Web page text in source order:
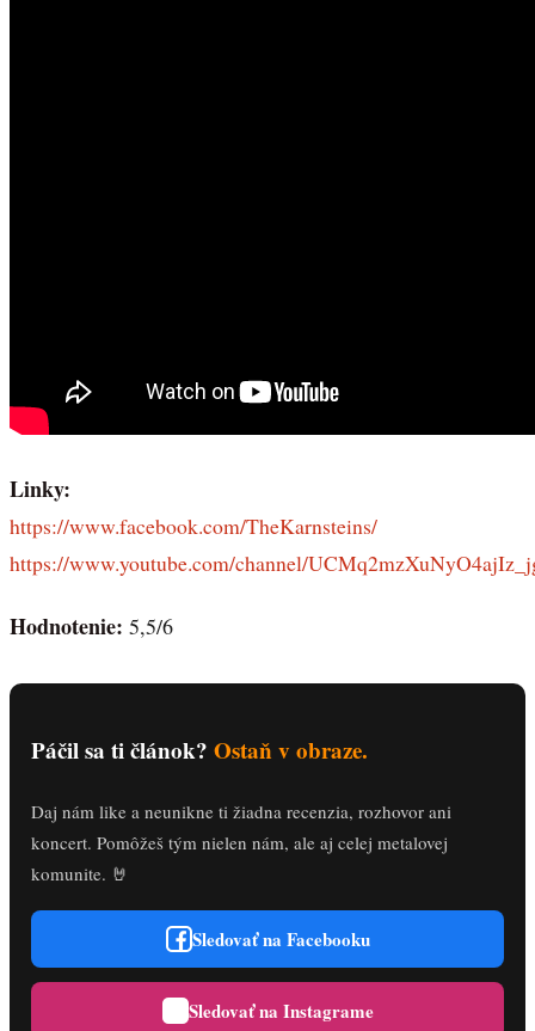
Linky:
https://www.facebook.com/TheKarnsteins/
https://www.youtube.com/channel/
Hodnotenie: 5,5/6
Páčil sa ti článok? Ostaň v obraze.
Daj nám like a neunikne ti žiadna recenzia, rozhovor ani
koncert. Pomôžeš tým nielen nám, ale aj celej metalovej
komunite. 🤘
Sledovať na Facebooku
Sledovať na Instagrame